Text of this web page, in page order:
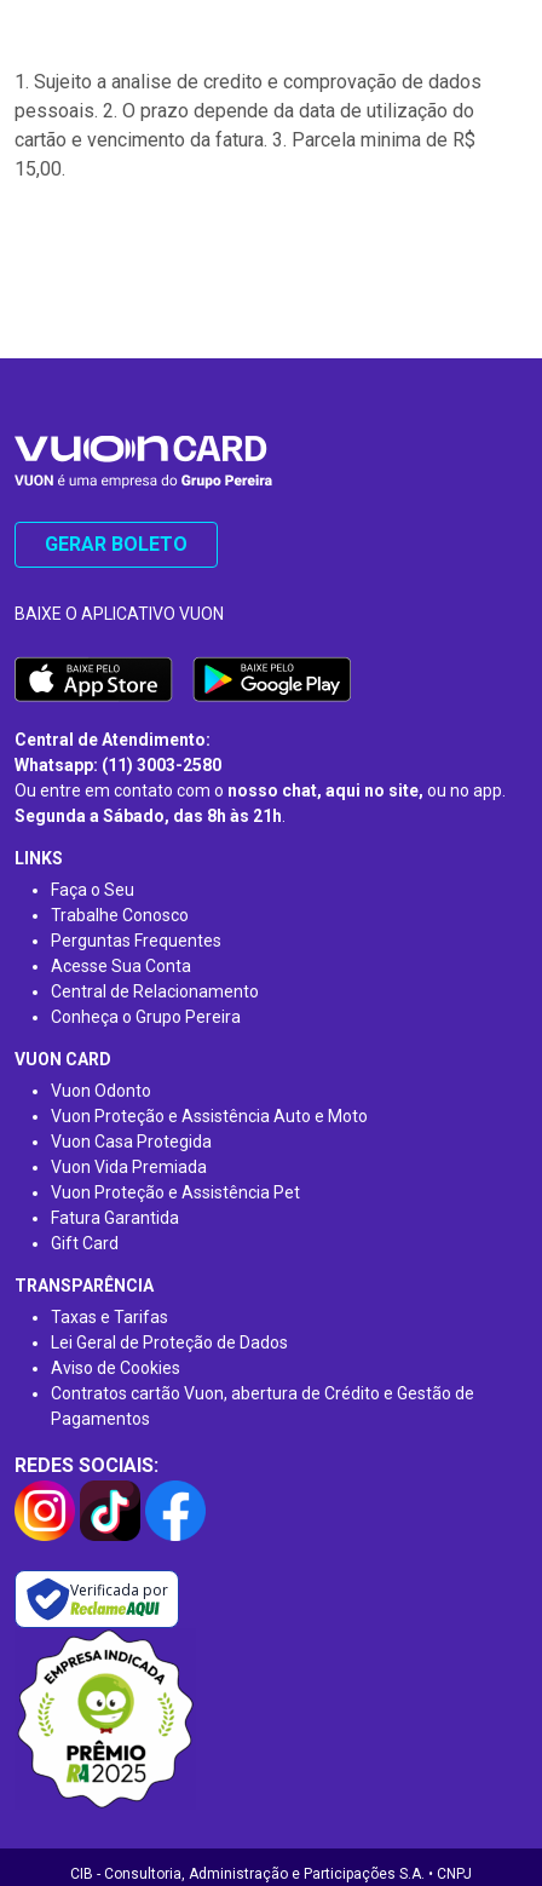
1. Sujeito a analise de credito e comprovação de dados
pessoais. 2. O prazo depende da data de utilização do
cartão e vencimento da fatura. 3. Parcela minima de R$
15,00.
GERAR BOLETO
BAIXE O APLICATIVO VUON
Central de Atendimento:
Whatsapp: (11) 3003-2580
Ou entre em contato com o nosso chat, aqui no site, ou no app.
Segunda a Sábado, das 8h às 21h.
LINKS
Faça o Seu
Trabalhe Conosco
Perguntas Frequentes
Acesse Sua Conta
Central de Relacionamento
Conheça o Grupo Pereira
VUON CARD
Vuon Odonto
Vuon Proteção e Assistência Auto e Moto
Vuon Casa Protegida
Vuon Vida Premiada
Vuon Proteção e Assistência Pet
Fatura Garantida
Gift Card
TRANSPARÊNCIA
Taxas e Tarifas
Lei Geral de Proteção de Dados
Aviso de Cookies
Contratos cartão Vuon, abertura de Crédito e Gestão de
Pagamentos
REDES SOCIAIS:
Verificada por
CIB - Consultoria, Administração e Participações S.A. • CNPJ